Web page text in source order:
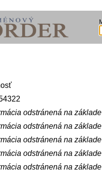
odstránená na
odstránená na
odstránená na
odstránená na
odstránená na